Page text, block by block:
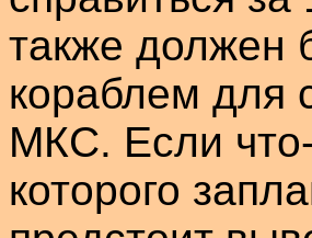
также должен
кораблем для
МКС. Если
которого